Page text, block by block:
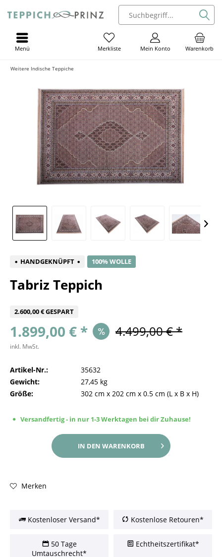
Warenkorb
Mein Konto
Merkliste
Menü
Weitere Indische Teppiche
HANDGEKNÜPFT 100% WOLLE
Tabriz Teppich
2.600,00 € GESPART
1.899,00 € * 4.499,00 € *
inkl. MwSt.
Artikel-Nr.:
35632
Gewicht:
27,45 kg
Größe:
302 cm x 202 cm x 0.5 cm (L x B x H)
Versandfertig - in nur 1-3 Werktagen bei dir Zuhause!
IN DEN WARENKORB
Merken
Kostenloser Versand* Kostenlose Retouren*
50 Tage
Umtauschrecht*
Echtheitszertifikat*